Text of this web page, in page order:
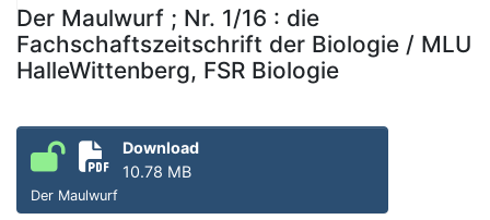
Statistiken
Der Maulwurf ; Nr. 1/16 : die
Fachschaftszeitschrift der Biologie / MLU
HalleWittenberg, FSR Biologie
Download
10.78 MB
Der Maulwurf